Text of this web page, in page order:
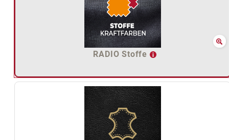
RADIO Stoffe